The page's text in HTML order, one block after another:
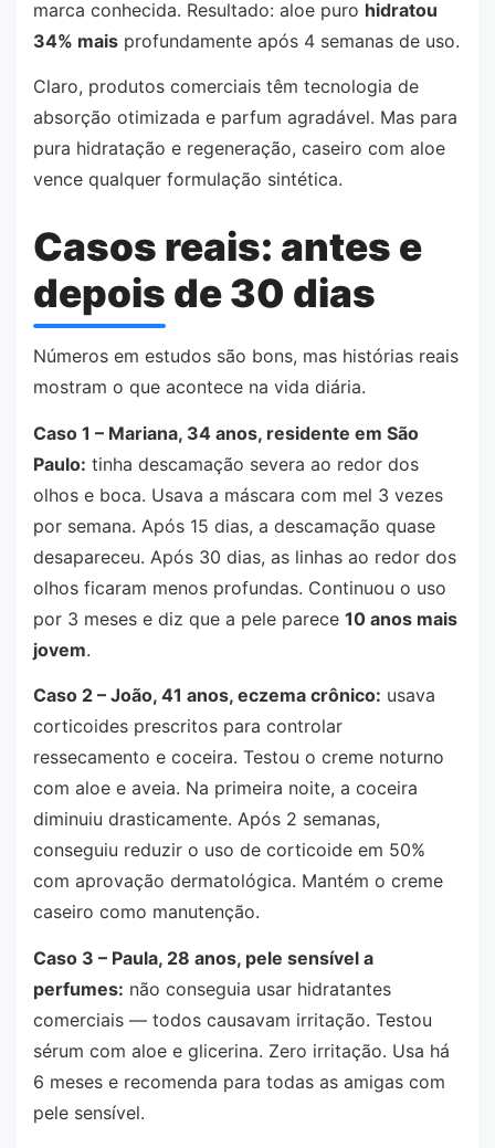
marca conhecida. Resultado: aloe puro hidratou
34% mais profundamente após 4 semanas de uso.
Claro, produtos comerciais têm tecnologia de
absorção otimizada e parfum agradável. Mas para
pura hidratação e regeneração, caseiro com aloe
vence qualquer formulação sintética.
Casos reais: antes e
depois de 30 dias
Números em estudos são bons, mas histórias reais
mostram o que acontece na vida diária.
Caso 1 – Mariana, 34 anos, residente em São
Paulo: tinha descamação severa ao redor dos
olhos e boca. Usava a máscara com mel 3 vezes
por semana. Após 15 dias, a descamação quase
desapareceu. Após 30 dias, as linhas ao redor dos
olhos ficaram menos profundas. Continuou o uso
por 3 meses e diz que a pele parece 10 anos mais
jovem.
Caso 2 – João, 41 anos, eczema crônico: usava
corticoides prescritos para controlar
ressecamento e coceira. Testou o creme noturno
com aloe e aveia. Na primeira noite, a coceira
diminuiu drasticamente. Após 2 semanas,
conseguiu reduzir o uso de corticoide em 50%
com aprovação dermatológica. Mantém o creme
caseiro como manutenção.
Caso 3 – Paula, 28 anos, pele sensível a
perfumes: não conseguia usar hidratantes
comerciais — todos causavam irritação. Testou
sérum com aloe e glicerina. Zero irritação. Usa há
6 meses e recomenda para todas as amigas com
pele sensível.